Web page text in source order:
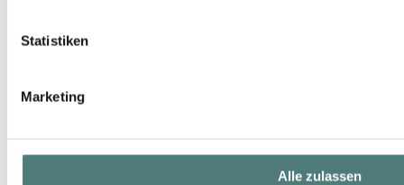
Statistiken
Marketing
Alle zulassen
Anti-Aging
50 ml (175,98 € / 100 ml)